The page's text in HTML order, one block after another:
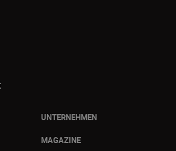
UNTERNEHMEN
MAGAZINE